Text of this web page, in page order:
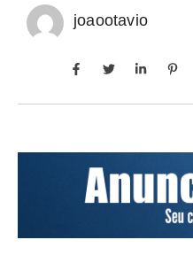
joaootavio